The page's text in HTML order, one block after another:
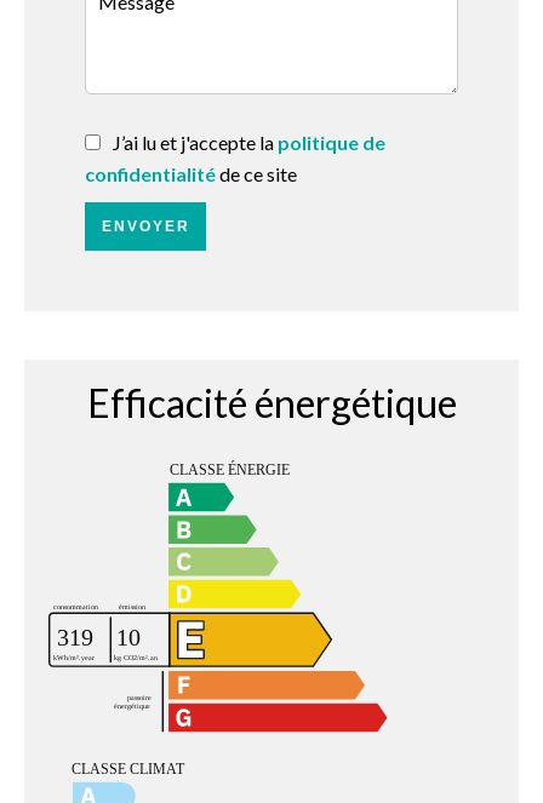
J’ai lu et j'accepte la politique de
confidentialitéde ce site
ENVOYER
Efficacité énergétique